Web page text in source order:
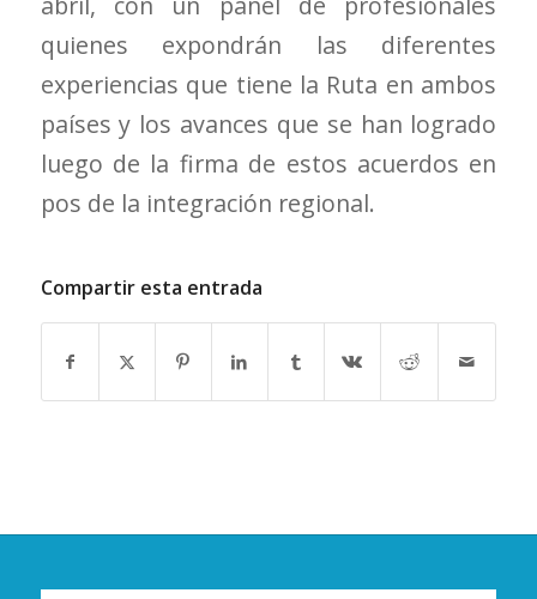
quienes expondrán las diferentes
experiencias que tiene la Ruta en ambos
países y los avances que se han logrado
luego de la firma de estos acuerdos en
pos de la integración regional.
Compartir esta entrada